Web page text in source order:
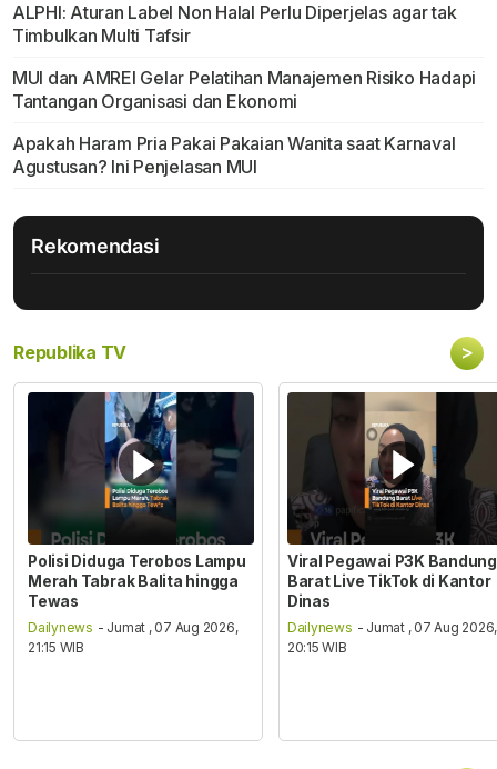
ALPHI: Aturan Label Non Halal Perlu Diperjelas agar tak
Timbulkan Multi Tafsir
MUI dan AMREI Gelar Pelatihan Manajemen Risiko Hadapi
Tantangan Organisasi dan Ekonomi
Apakah Haram Pria Pakai Pakaian Wanita saat Karnaval
Agustusan? Ini Penjelasan MUI
Rekomendasi
Republika TV >
Polisi Diduga Terobos Lampu
Merah Tabrak Balita hingga
Tewas
Dailynews - Jumat , 07 Aug 2026,
21:15 WIB
Viral Pegawai P3K Bandung
Barat Live TikTok di Kantor
Dinas
Dailynews - Jumat , 07 Aug 2026,
20:15 WIB